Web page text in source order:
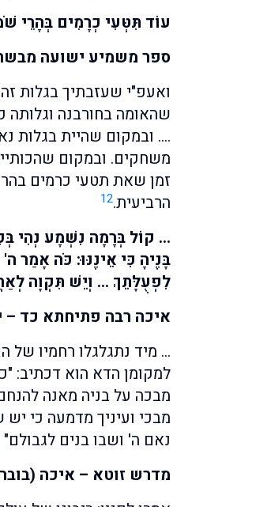
עוֹד תִּטְּעִי כְרָמִים בְּהָרֵי
ספר משמיע ישועה
ואעפ"י שעזבתיך בגלות
שהאומה בחורבנה וגלותה
…. ובמקום שהיית בגלות
משחקים. ובמקום
זמן שאת תטעי כרמים
הרביעית.12
… קוֹל בְּרָמָה נִשְׁמָע נְהִי
בָּנֶיהָ כִּי אֵינֶנּוּ: כֹּה אָמַר
לִפְעֻלָּתֵךְ … וְיֵשׁ תִּקְוָה
איכה רבה פתיחתא כד –
… מיד נתגלגלו רחמיו של
למקומן הדא הוא דכתיב:
מבכה על בניה מאנה
מבכי ועיניך מדמעה כי
נאם ה' ושבו בנים לגבולם"
מדרש זוטא – איכה